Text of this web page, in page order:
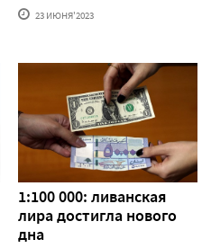
23 ИЮНЯ'2023
1:100 000: ливанская
лира достигла нового
дна